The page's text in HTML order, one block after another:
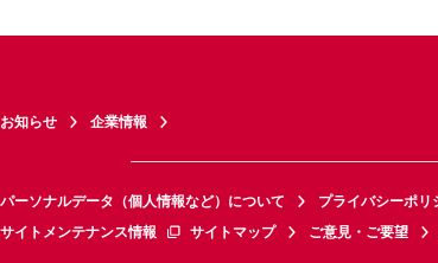
お知らせ 企業情報
パーソナルデータ（個人情報など）について プライバシーポリ
サイトメンテナンス情報
サイトマップ ご意見・ご要望